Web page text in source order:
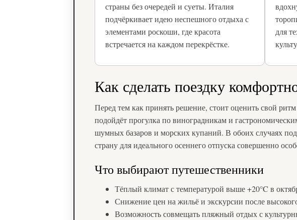
страны без очередей и суеты. Италия
подчёркивает идею неспешного отдыха с
элементами роскоши, где красота
встречается на каждом перекрёстке.
для
Как сделать поездку
Перед тем как принять решение, стоит оценить свой
подойдёт прогулка по виноградникам и
шумных базаров и морских купаний. В обоих случаях
страну для идеального осеннего отпуска совершенно
Что выбирают путешественники
Тёплый климат с температурой выше +20°C в
Снижение цен на жильё и экскурсии после
Возможность совмещать пляжный отдых с